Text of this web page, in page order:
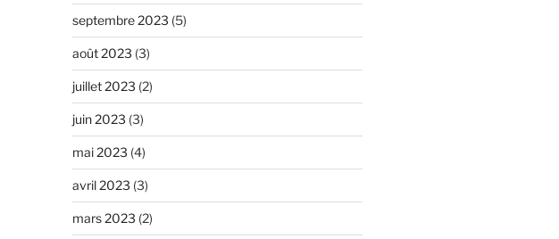
septembre 2023 (5)
août 2023 (3)
juillet 2023 (2)
juin 2023 (3)
mai 2023 (4)
avril 2023 (3)
mars 2023 (2)